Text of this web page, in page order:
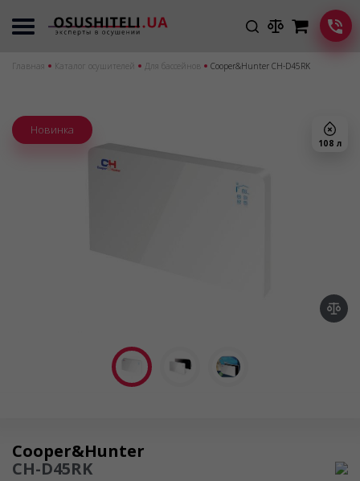
Главная Каталог осушителей Для бассейнов Cooper&Hunter CH-D45RK
108 л
Новинка
Осушитель воздуха
Cooper&Hunter
CH-D45RK